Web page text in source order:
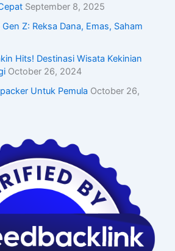
September 8, 2025
Z: Reksa Dana, Emas, Saham
Hits! Destinasi Wisata Kekinian
October 26, 2024
Untuk Pemula October 26,